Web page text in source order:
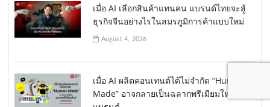
เมื่อ AI เลือกสินค้าแทนคน แบรนด์ไทยจะสู้
ธุรกิจจีนอย่างไรในสมรภูมิการค้าแบบใหม่
August 4, 2026
เมื่อ AI ผลิตคอนเทนต์ได้ไม่จำกัด “Human-
Made” อาจกลายเป็นฉลากพรีเมียมใหม่ของ